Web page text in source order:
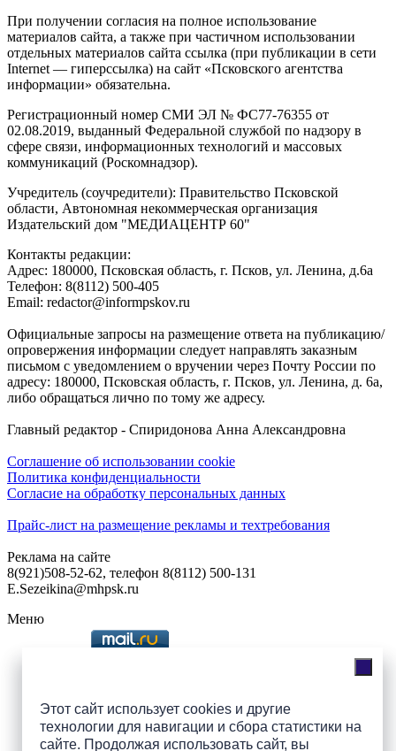
Этот сайт использует cookies и другие
технологии для навигации и сбора статистики на
сайте. Продолжая использовать сайт, вы
При получении согласия на полное использование
материалов сайта, а также при частичном использовании
отдельных материалов сайта ссылка (при публикации в сети
Internet — гиперссылка) на сайт «Псковского агентства
информации» обязательна.
Регистрационный номер СМИ ЭЛ № ФС77-76355 от
02.08.2019, выданный Федеральной службой по надзору в
сфере связи, информационных технологий и массовых
коммуникаций (Роскомнадзор).
Учредитель (соучредители): Правительство Псковской
области, Автономная некоммерческая организация
Издательский дом "МЕДИАЦЕНТР 60"
Контакты редакции:
Адреc: 180000, Псковская область, г. Псков, ул. Ленина, д.6а
Телефон: 8(8112) 500-405
Email: redactor@informpskov.ru
Официальные запросы на размещение ответа на публикацию/
опровержения информации следует направлять заказным
письмом с уведомлением о вручении через Почту России по
адресу: 180000, Псковская область, г. Псков, ул. Ленина, д. 6а,
либо обращаться лично по тому же адресу.
Главный редактор - Спиридонова Анна Александровна
Соглашение об использовании cookie
Политика конфиденциальности
Согласие на обработку персональных данных
Прайс-лист на размещение рекламы и техтребования
Реклама на сайте
8(921)508-52-62, телефон 8(8112) 500-131
E.Sezeikina@mhpsk.ru
Меню
Подпишись на группы